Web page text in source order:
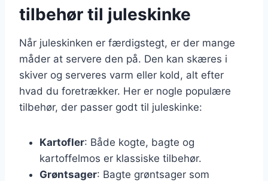
tilbehør til juleskinke
Når juleskinken er færdigstegt, er der mange
måder at servere den på. Den kan skæres i
skiver og serveres varm eller kold, alt efter
hvad du foretrækker. Her er nogle populære
tilbehør, der passer godt til juleskinke:
Kartofler: Både kogte, bagte og
kartoffelmos er klassiske tilbehør.
Grøntsager: Bagte grøntsager som